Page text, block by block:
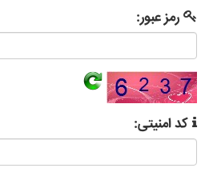
رمز عبور:
کد امنیتی: